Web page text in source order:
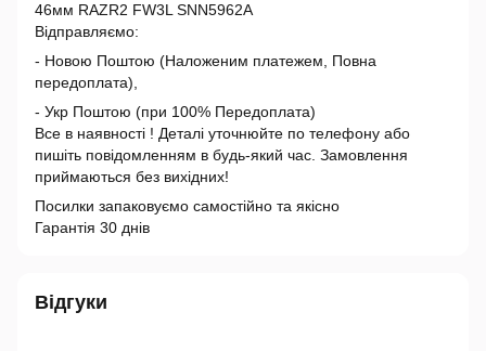
46мм RAZR2 FW3L SNN5962A
Відправляємо:
- Новою Поштою (Наложеним платежем, Повна
передоплата),
- Укр Поштою (при 100% Передоплата)
Все в наявності ! Деталі уточнюйте по телефону або
пишіть повідомленням в будь-який час. Замовлення
приймаються без вихідних!
Посилки запаковуємо самостійно та якісно
Гарантія 30 днів
Відгуки